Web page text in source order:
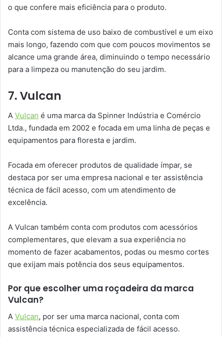
o que confere mais eficiência para o produto.
Conta com sistema de uso baixo de combustível e um eixo
mais longo, fazendo com que com poucos movimentos se
alcance uma grande área, diminuindo o tempo necessário
para a limpeza ou manutenção do seu jardim.
7. Vulcan
A Vulcan é uma marca da Spinner Indústria e Comércio
Ltda., fundada em 2002 e focada em uma linha de peças e
equipamentos para floresta e jardim.
Focada em oferecer produtos de qualidade ímpar, se
destaca por ser uma empresa nacional e ter assistência
técnica de fácil acesso, com um atendimento de
excelência.
A Vulcan também conta com produtos com acessórios
complementares, que elevam a sua experiência no
momento de fazer acabamentos, podas ou mesmo cortes
que exijam mais potência dos seus equipamentos.
Por que escolher uma roçadeira da marca
Vulcan?
A Vulcan, por ser uma marca nacional, conta com
assistência técnica especializada de fácil acesso.